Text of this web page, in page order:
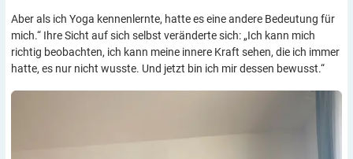
Aber als ich Yoga kennenlernte, hatte es eine andere Bedeutung für
mich.“ Ihre Sicht auf sich selbst veränderte sich: „Ich kann mich
richtig beobachten, ich kann meine innere Kraft sehen, die ich immer
hatte, es nur nicht wusste. Und jetzt bin ich mir dessen bewusst.“